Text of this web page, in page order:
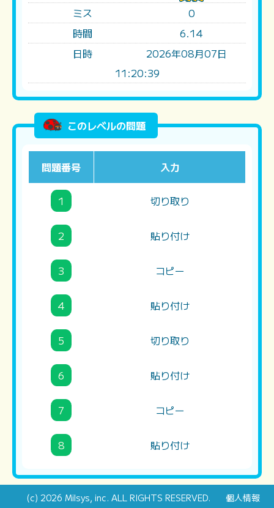
ミス
0
時間
6.14
日時
2026年08月07日
11:20:39
このレベルの問題
問題番号 入力
1 切り取り
2 貼り付け
3 コピー
4 貼り付け
5 切り取り
6 貼り付け
7 コピー
8 貼り付け
(c) 2026 Milsys, inc. ALL RIGHTS RESERVED. 個人情報